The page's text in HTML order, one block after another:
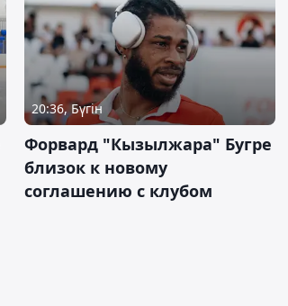
20:36, Бүгін
Форвард "Кызылжара" Бугре
близок к новому
соглашению с клубом